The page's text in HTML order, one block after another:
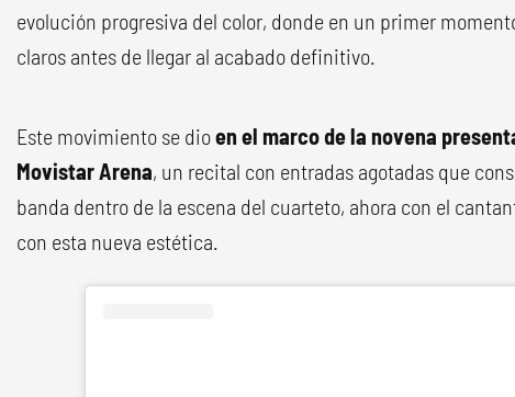
evolución progresiva del color, donde en un primer
claros antes de llegar al acabado definitivo.
Este movimiento se dioen el marco de la novena
Movistar Arena, un recital con entradas agotadas que
banda dentro de la escena del cuarteto, ahora con el
con esta nueva estética.